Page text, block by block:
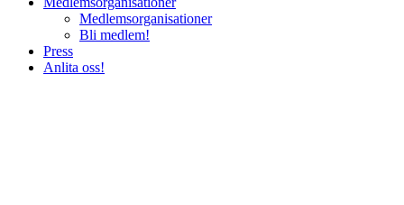
Medlemsorganisationer
Bli medlem!
Press
Anlita oss!